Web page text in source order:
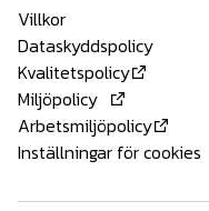
Villkor
Dataskyddspolicy
Kvalitetspolicy
Miljöpolicy
Arbetsmiljöpolicy
Inställningar för cookies